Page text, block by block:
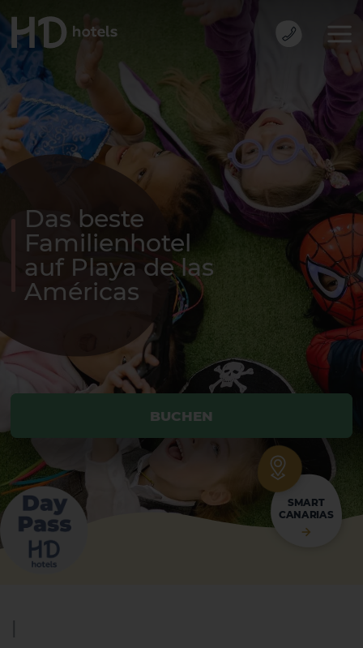
BUCHEN
BUCHEN
Das beste
Familienhotel
auf Playa de las
Américas
SMART
CANARIAS